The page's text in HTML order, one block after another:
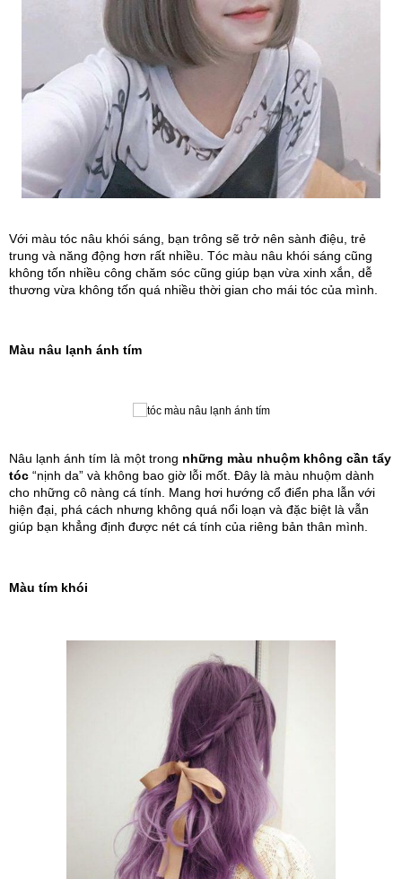
Với màu tóc nâu khói sáng, bạn trông sẽ trở nên sành điệu, trẻ
trung và năng động hơn rất nhiều. Tóc màu nâu khói sáng cũng
không tốn nhiều công chăm sóc cũng giúp bạn vừa xinh xắn, dễ
thương vừa không tốn quá nhiều thời gian cho mái tóc của mình.
Màu nâu lạnh ánh tím
Nâu lạnh ánh tím là một trong những màu nhuộm không cần tẩy
tóc “nịnh da” và không bao giờ lỗi mốt. Đây là màu nhuộm dành
cho những cô nàng cá tính. Mang hơi hướng cổ điển pha lẫn với
hiện đại, phá cách nhưng không quá nổi loạn và đặc biệt là vẫn
giúp bạn khẳng định được nét cá tính của riêng bản thân mình.
Màu tím khói